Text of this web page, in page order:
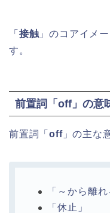
「 接触 」のコアイメ
す。
前置詞「off」の意
前置詞「off」の主な
「～から離れ
「休止」